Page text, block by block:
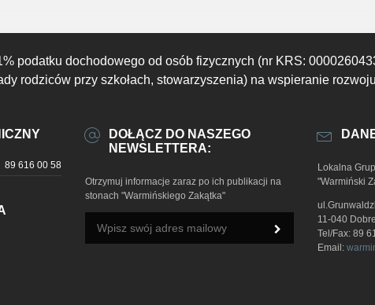
podatku dochodowego od osób fizycznych (nr KRS:
rodziców przy szkołach, stowarzyszenia) na wspieranie
89 616 00 58
DOŁĄCZ DO NASZEGO
NEWSLETTERA:
Otrzymuj informacje zaraz po ich publikacji na
stonach "Warmińskiego Zakątka"
Lokalna
"Warmiński
11-040
Tel/Fax: 89
Email: